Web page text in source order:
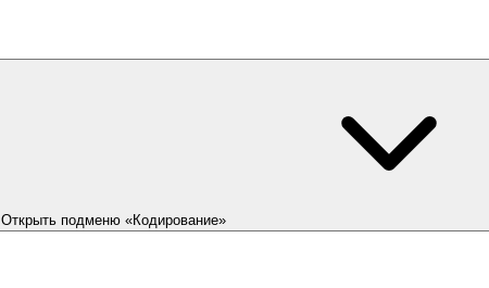
Открыть подменю «Кодирование»